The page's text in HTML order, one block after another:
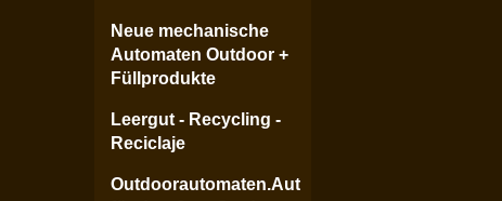
Neue mechanische
Automaten Outdoor +
Füllprodukte
Leergut - Recycling -
Reciclaje
Outdoorautomaten.Automaten